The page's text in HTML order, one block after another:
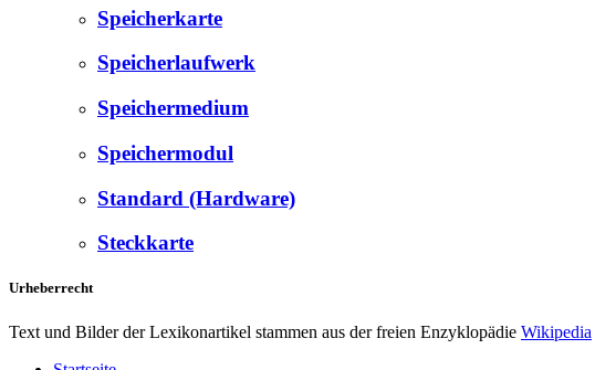
Speicherkarte
Speicherlaufwerk
Speichermedium
Speichermodul
Standard (Hardware)
Steckkarte
Urheberrecht
Text und Bilder der Lexikonartikel stammen aus der freien Enzyklopädie Wikipedia